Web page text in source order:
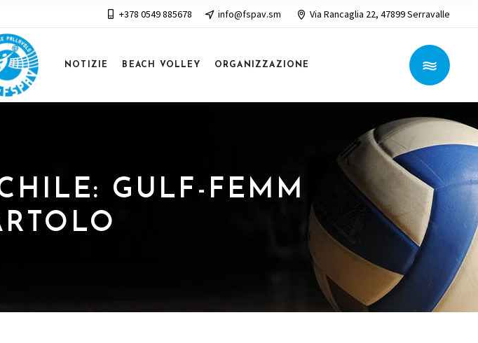
+378 0549 885678 info@fspav.sm Via Rancaglia 22, 47899 Serravalle
NOTIZIE BEACH VOLLEY ORGANIZZAZIONE
GULF-FEMM